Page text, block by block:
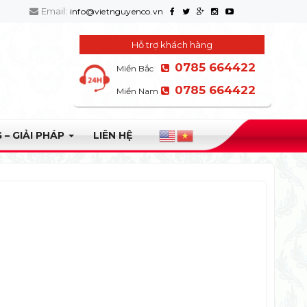
Email: info@vietnguyenco.vn
Hỗ trợ khách hàng
Miền Bắc 0785 664422
Miền Nam 0785 664422
– GIẢI PHÁP LIÊN HỆ